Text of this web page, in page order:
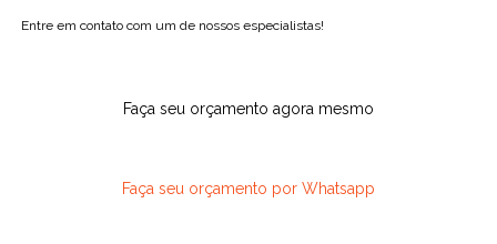
Entre em contato com um de nossos especialistas!
Faça seu orçamento agora mesmo
Faça seu orçamento por Whatsapp